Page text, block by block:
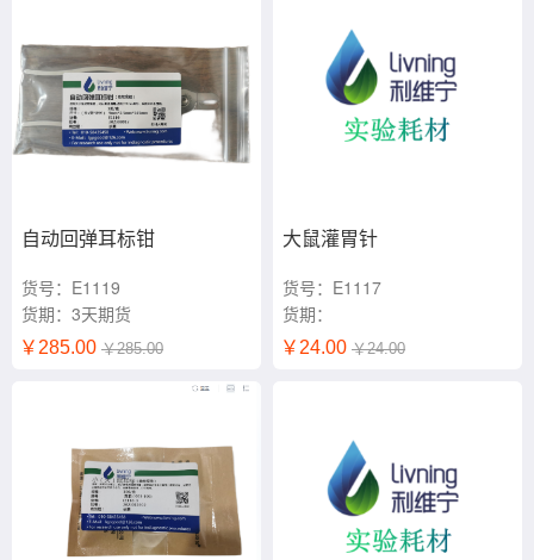
自动回弹耳标钳
货号：E1119
货期：3天期货
￥285.00 ￥285.00
大鼠灌胃针
货号：E1117
货期：
￥24.00 ￥24.00